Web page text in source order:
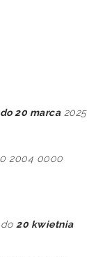
do 20 marca2025
2004 0000
do 20 kwietnia